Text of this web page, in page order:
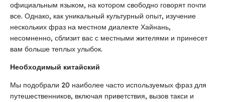
официальным языком, на котором свободно говорят почти
все. Однако, как уникальный культурный опыт, изучение
нескольких фраз на местном диалекте Хайнань,
несомненно, сблизит вас с местными жителями и принесет
вам больше теплых улыбок.
Необходимый китайский
Мы подобрали 20 наиболее часто используемых фраз для
путешественников, включая приветствия, вызов такси и